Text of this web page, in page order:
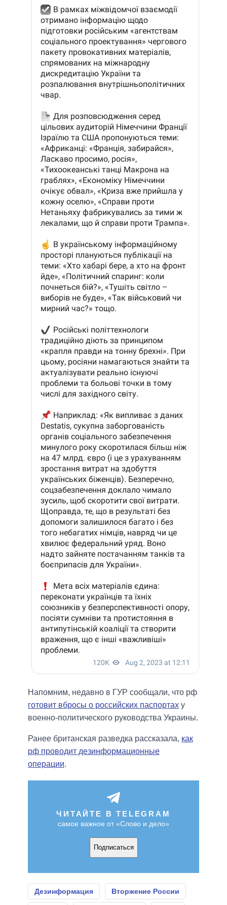
Напомним, недавно в ГУР сообщали, что рф
готовит вбросы о российских паспортах у
военно-политического руководства Украины.
Ранее британская разведка рассказала, как
рф проводит дезинформационные
операции.
ЧИТАЙТЕ В TELEGRAM
самое важное от «Слово и дело»
Подписаться
Дезинформация Вторжение России